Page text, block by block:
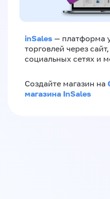
inSales — платформа
торговлей через
социальных сетях и
Создайте магазин на
магазина InSales